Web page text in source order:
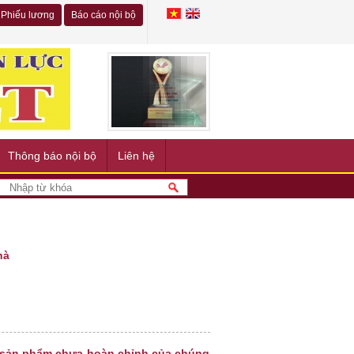
Phiếu lương Báo cáo nội bộ
Thông báo nội bộ Liên hệ